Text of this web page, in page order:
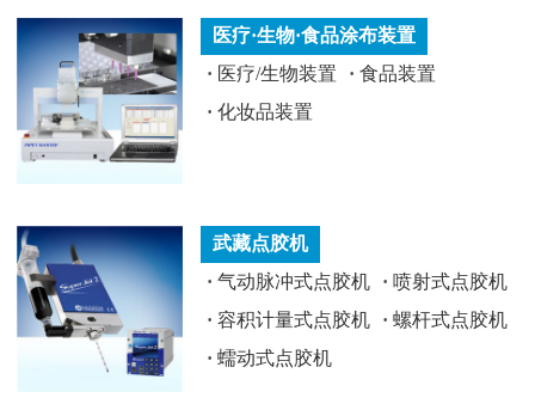
医疗·生物·食品涂布装置
· 医疗/生物装置 · 食品装置
· 化妆品装置
武藏点胶机
· 气动脉冲式点胶机 · 喷射式点胶机
· 容积计量式点胶机 · 螺杆式点胶机
· 蠕动式点胶机